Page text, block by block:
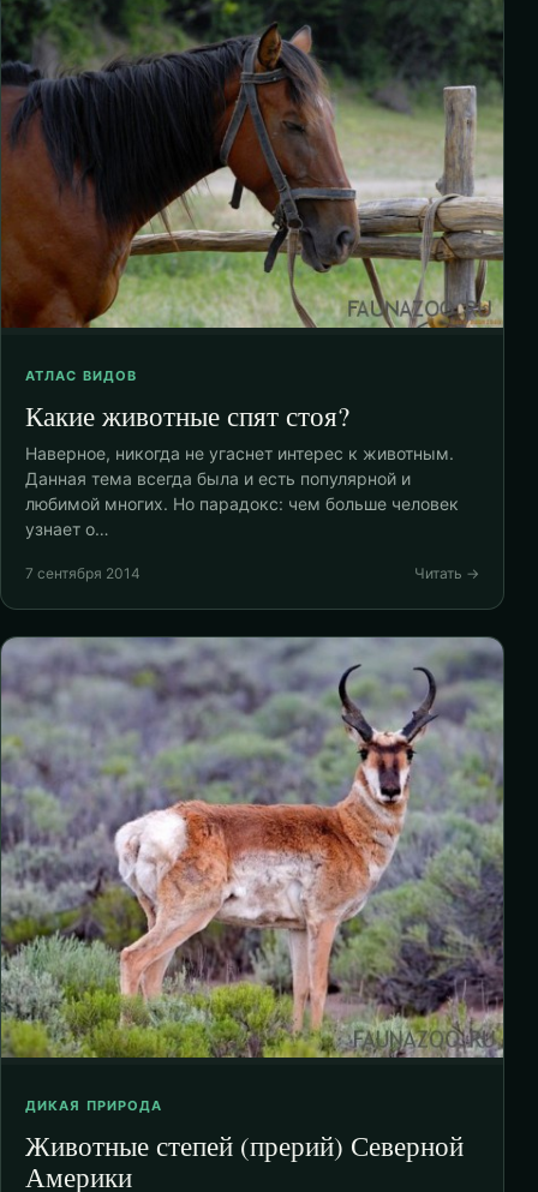
АТЛАС ВИДОВ
Какие животные спят стоя?
Наверное, никогда не угаснет интерес к животным.
Данная тема всегда была и есть популярной и
любимой многих. Но парадокс: чем больше человек
узнает о…
7 сентября 2014 Читать →
ДИКАЯ ПРИРОДА
Животные степей (прерий) Северной
Америки